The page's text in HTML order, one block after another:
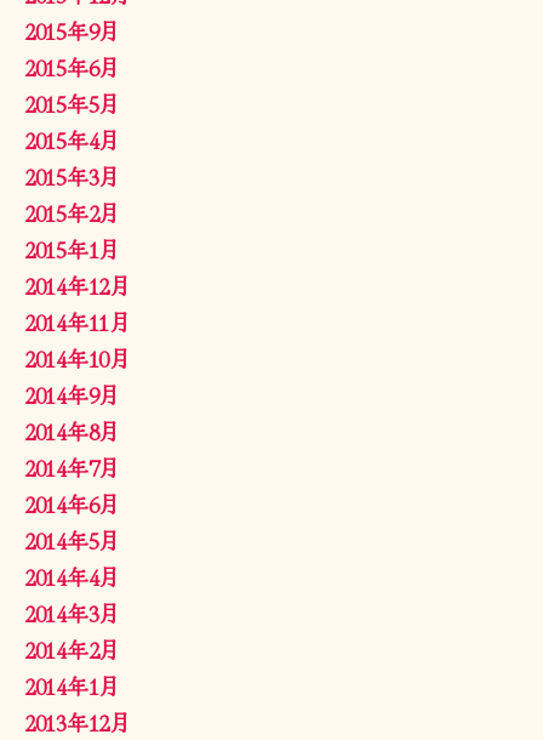
2015年9月
2015年6月
2015年5月
2015年4月
2015年3月
2015年2月
2015年1月
2014年12月
2014年11月
2014年10月
2014年9月
2014年8月
2014年7月
2014年6月
2014年5月
2014年4月
2014年3月
2014年2月
2014年1月
2013年12月